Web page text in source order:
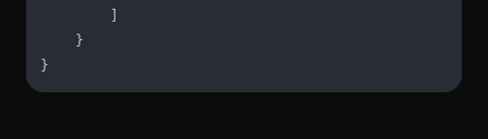
    }
}